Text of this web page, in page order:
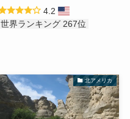
4.2
世界ランキング 267位
北アメリカ